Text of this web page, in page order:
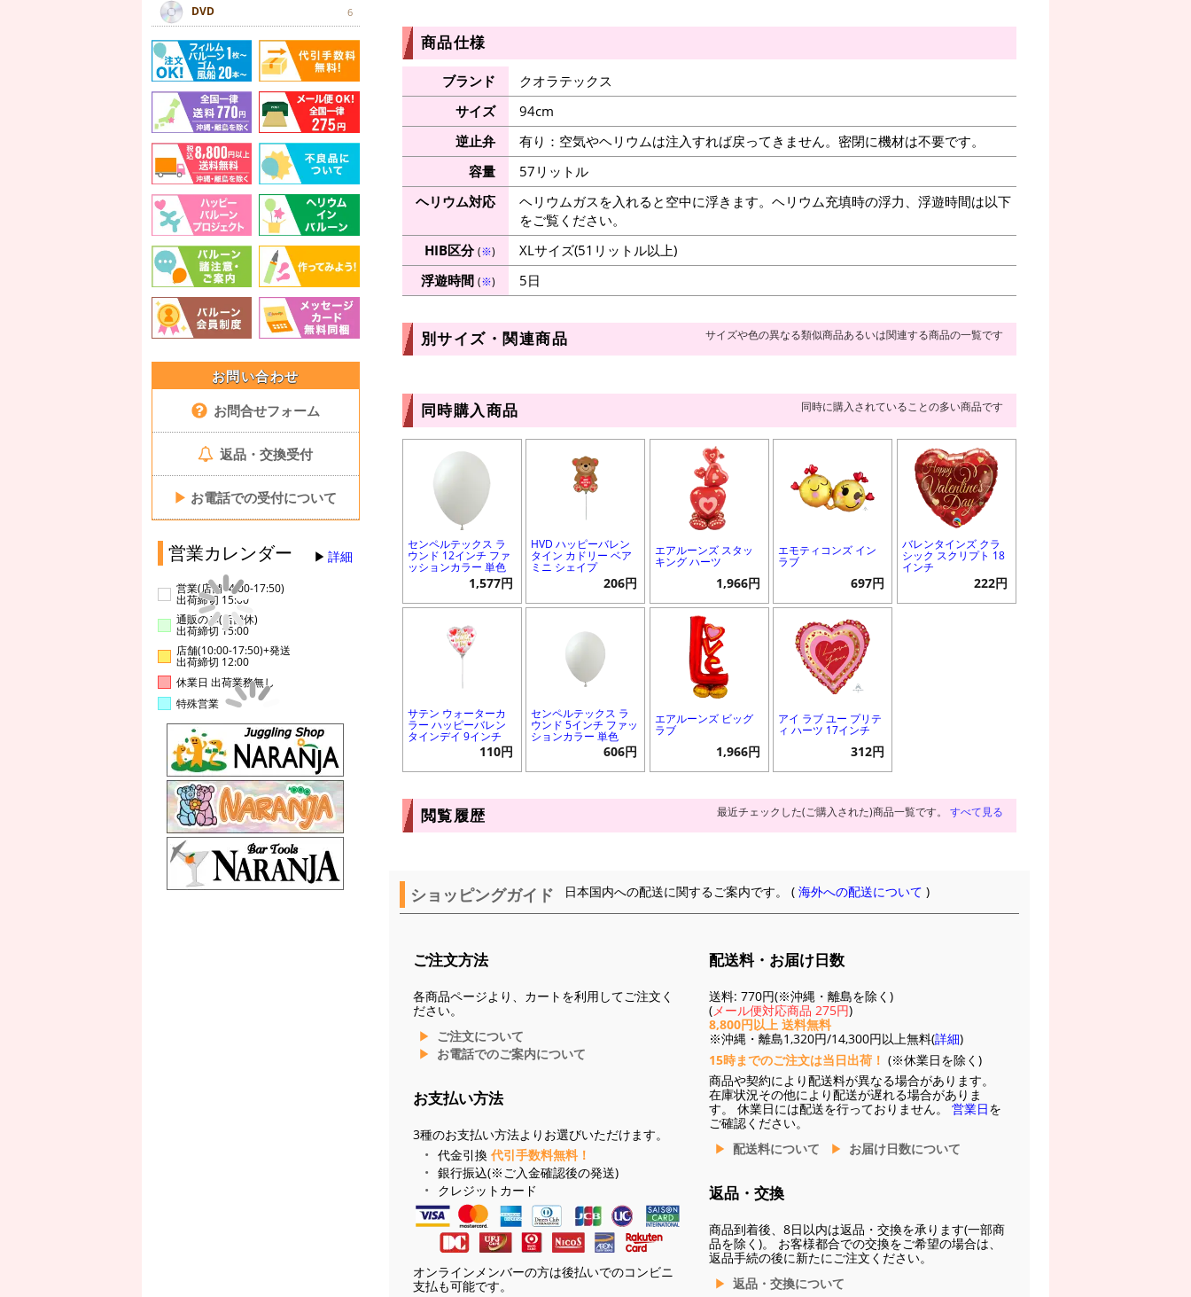
DVD 6
お問い合わせ
お問合せフォーム
返品・交換受付
▶ お電話での受付について
営業カレンダー 詳細
営業(店舗14:00-17:50)
出荷締切 15:00
通販のみ(店舗休)
出荷締切 15:00
店舗(10:00-17:50)+発送
出荷締切 12:00
休業日 出荷業務無し
特殊営業
商品仕様
ブランド
クオラテックス
サイズ
94cm
逆止弁
有り：空気やヘリウムは注入すれば戻ってきません。密閉に機材は不要です。
容量
57リットル
ヘリウム対応
ヘリウムガスを入れると空中に浮きます。ヘリウム充填時の浮力、浮遊時間は以下
をご覧ください。
HIB区分(※)
XLサイズ(51リットル以上)
浮遊時間 (※) 5日
別サイズ・関連商品 サイズや色の異なる類似商品あるいは関連する商品の一覧です
同時購入商品 同時に購入されていることの多い商品です
センペルテックス ラ
ウンド 12インチ ファ
ッションカラー 単色
1,577円
HVD ハッピーバレン
タイン カドリー ベア
ミニ シェイプ
206円
エアルーンズ スタッ
キング ハーツ
1,966円
エモティコンズ イン
ラブ
697円
バレンタインズ クラ
シック スクリプト 18
インチ
222円
サテン ウォーターカ
ラー ハッピーバレン
タインデイ 9インチ
110円
センペルテックス ラ
ウンド 5インチ ファッ
ションカラー 単色
606円
エアルーンズ ビッグ
ラブ
1,966円
アイ ラブ ユー プリテ
ィ ハーツ 17インチ
312円
閲覧履歴 最近チェックした(ご購入された)商品一覧です。 すべて見る
ショッピングガイド 日本国内への配送に関するご案内です。 (海外への配送について )
ご注文方法
各商品ページより、カートを利用してご注文く
ださい。
ご注文について
お電話でのご案内について
お支払い方法
3種のお支払い方法よりお選びいただけます。
代金引換 代引手数料無料！
銀行振込(※ご入金確認後の発送)
クレジットカード
オンラインメンバーの方は後払いでのコンビニ
支払も可能です。
配送料・お届け日数
送料: 770円(※沖縄・離島を除く)
(メール便対応商品 275円)
8,800円以上 送料無料
※沖縄・離島1,320円/14,300円以上無料(詳細)
15時までのご注文は当日出荷！ (※休業日を除く)
商品や契約により配送料が異なる場合があります。
在庫状況その他により配送が遅れる場合がありま
す。 休業日には配送を行っておりません。 営業日を
ご確認ください。
配送料について
お届け日数について
返品・交換
商品到着後、8日以内は返品・交換を承ります(一部商
品を除く)。 お客様都合での交換をご希望の場合は、
返品手続の後に新たにご注文ください。
返品・交換について